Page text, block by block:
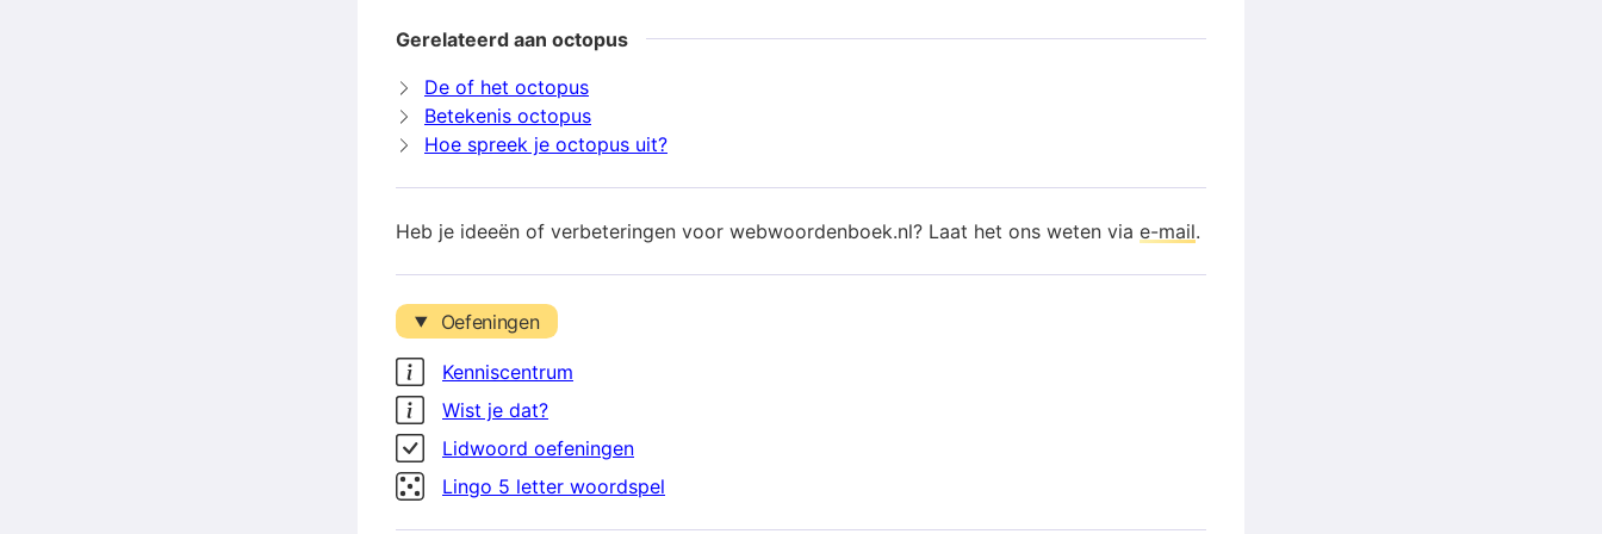
Gerelateerd aan octopus
De of het octopus
Betekenis octopus
Hoe spreek je octopus uit?
Heb je ideeën of verbeteringen voor webwoordenboek.nl? Laat het ons weten via e-mail.
Oefeningen
Kenniscentrum
Wist je dat?
Lidwoord oefeningen
Lingo 5 letter woordspel